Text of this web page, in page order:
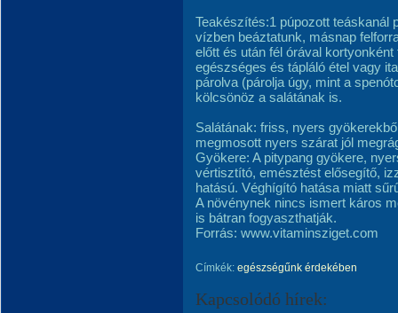
Teakészítés:1 púpozott teáskanál
vízben beáztatunk, másnap
előtt és után fél órával
egészséges és tápláló étel vagy
párolva (párolja úgy, mint a
kölcsönöz a salátának is.
Salátának: friss, nyers
megmosott nyers szárat jól
Gyökere: A pitypang gyökere,
vértisztító, emésztést elősegítő,
hatású. Véghígító hatása miatt
A növénynek nincs ismert káros
is bátran fogyaszthatják.
Forrás: www.vitaminsziget.com
Címkék: egészségűnk érdekében
Kapcsolódó hírek: